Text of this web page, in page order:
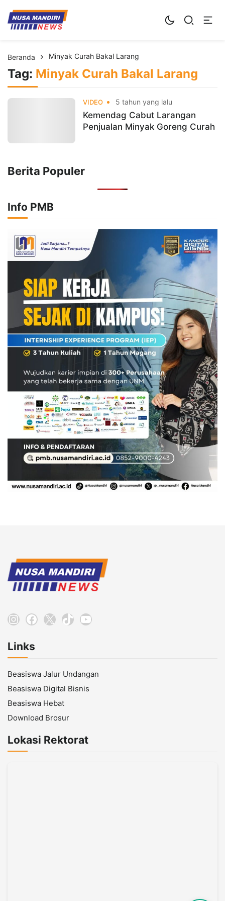
Kampus Digital Bisnis
Universitas Nusa Mandiri
Beranda Minyak Curah Bakal Larang
Tag: Minyak Curah Bakal Larang
VIDEO 5 tahun yang lalu
Kemendag Cabut Larangan
Penjualan Minyak Goreng Curah
Berita Populer
Info PMB
Instagram
Facebook
X TikTokYouTube
Links
Beasiswa Jalur Undangan
Beasiswa Digital Bisnis
Beasiswa Hebat
Download Brosur
Lokasi Rektorat